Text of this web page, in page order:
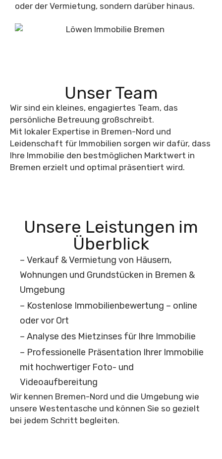
oder der Vermietung, sondern darüber hinaus.
Unser Team
Wir sind ein kleines, engagiertes Team, das
persönliche Betreuung großschreibt.
Mit lokaler Expertise in Bremen-Nord und
Leidenschaft für Immobilien sorgen wir dafür, dass
Ihre Immobilie den bestmöglichen Marktwert in
Bremen erzielt und optimal präsentiert wird.
Unsere Leistungen im
Überblick
– Verkauf & Vermietung von Häusern,
Wohnungen und Grundstücken in Bremen &
Umgebung
– Kostenlose Immobilienbewertung – online
oder vor Ort
– Analyse des Mietzinses für Ihre Immobilie
– Professionelle Präsentation Ihrer Immobilie
mit hochwertiger Foto- und
Videoaufbereitung
Wir kennen Bremen-Nord und die Umgebung wie
unsere Westentasche und können Sie so gezielt
bei jedem Schritt begleiten.